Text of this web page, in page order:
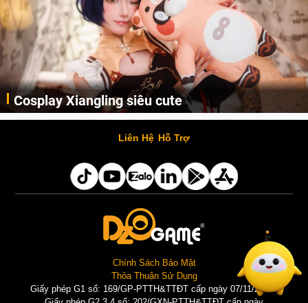
Cosplay Xiangling siêu cute
Cùng thưởng thức những hình ảnh cosplay Xiangling trong Genshin Impact siêu dễ thương của người dùng Weibo "阿包也是兔娘"
Liên Hệ Hỗ Trợ
Chính Sách Bảo Mật
Thỏa Thuận Sử Dụng
Giấy phép G1 số: 169/GP-PTTH&TTĐT cấp ngày 07/11/2025 |